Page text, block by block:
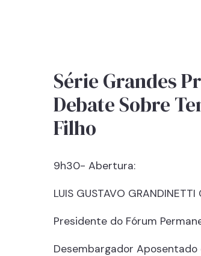
Série Grandes
Debate Sobre
Filho
9h30- Abertura:
LUIS GUSTAVO
Presidente do Fórum
Desembargador Aposentado